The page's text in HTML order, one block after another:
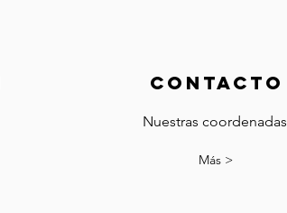
contacto
Nuestras coordenadas
Más >